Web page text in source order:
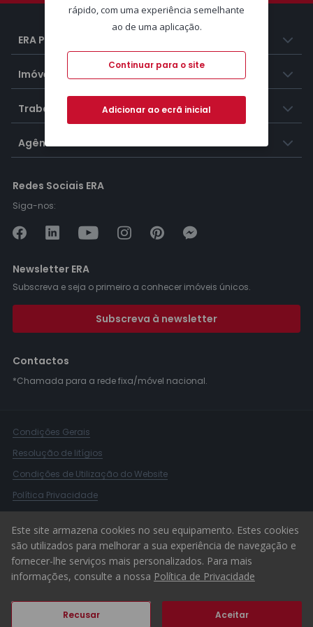
ERA Portugal
Imóveis
Trabalhar na ERA
Agências ERA
Redes Sociais ERA
Siga-nos:
Newsletter ERA
Subscreva e seja o primeiro a conhecer imóveis únicos.
Subscreva à newsletter
Contactos
*Chamada para a rede fixa/móvel nacional.
Condições Gerais
Resolução de litígios
Condições de Utilização do Website
Política Privacidade
Canal de Denúncias
© 2026 ERA Portugal
Este site armazena cookies no seu equipamento. Estes cookies
são utilizados para melhorar a sua experiência de navegação e
fornecer-lhe serviços mais personalizados. Para mais
informações, consulte a nossa Política de Privacidade
Recusar Aceitar
rápido, com uma experiência semelhante
ao de uma aplicação.
Continuar para o site
Adicionar ao ecrã inicial